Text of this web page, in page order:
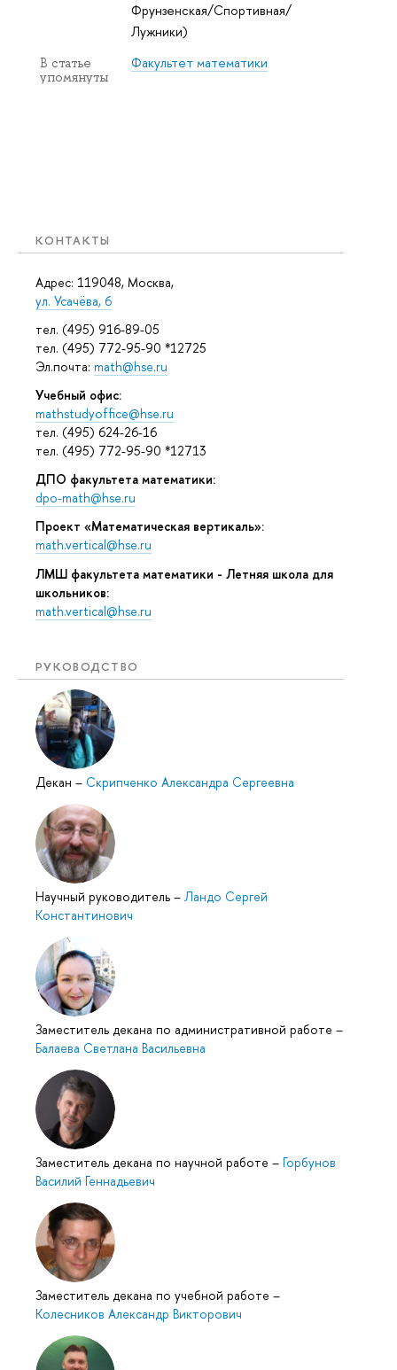
КОНТАКТЫ
Адрес: 119048, Москва,
ул. Усачёва, 6
тел. (495) 916-89-05
тел. (495) 772-95-90 *12725
Эл.почта: math@hse.ru
Учебный офис:
mathstudyoffice@hse.ru
тел. (495) 624-26-16
тел. (495) 772-95-90 *12713
ДПО факультета математики:
dpo-math@hse.ru
Проект «Математическая вертикаль»:
math.vertical@hse.ru
ЛМШ факультета математики - Летняя школа для
школьников:
math.vertical@hse.ru
РУКОВОДСТВО
Декан – Скрипченко Александра Сергеевна
Научный руководитель – Ландо Сергей
Константинович
Заместитель декана по административной работе –
Балаева Светлана Васильевна
Заместитель декана по научной работе – Горбунов
Василий Геннадьевич
Заместитель декана по учебной работе –
Колесников Александр Викторович
Фрунзенская/Спортивная/
Лужники)
В статье
упомянуты
Факультет математики